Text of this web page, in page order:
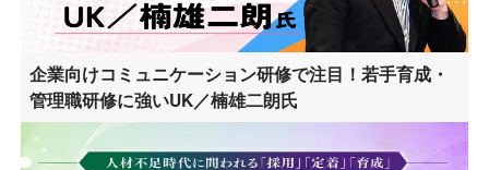
企業向けコミュニケーション研修で注目！若手育成・
管理職研修に強いUK／楠雄二朗氏